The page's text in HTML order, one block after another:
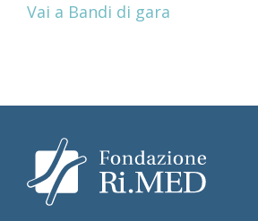
Vai a Bandi di gara